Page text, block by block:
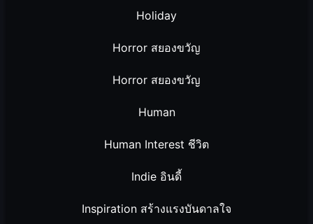
Holiday
Horror สยองขวัญ
Horror สยองขวัญ
Human
Human Interest ชีวิต
Indie อินดี้
Inspiration สร้างแรงบันดาลใจ